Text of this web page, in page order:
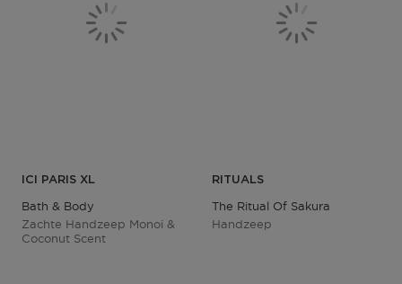
ICI PARIS XL
Bath & Body
Zachte Handzeep Monoi &
Coconut Scent
RITUALS
The Ritual Of Sakura
Handzeep